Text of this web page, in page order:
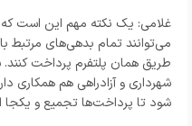
غلامی: یک نکته مهم این است
می‌توانند تمام بدهی‌های مرتبط
طریق همان پلتفرم پرداخت کنند.
شهرداری و آزادراهی هم همکاری
شود تا پرداخت‌ها تجمیع و یکجا